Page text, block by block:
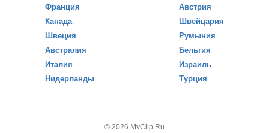
Франция
Канада
Швеция
Австралия
Италия
Нидерланды
Австрия
Швейцария
Румыния
Бельгия
Израиль
Турция
© 2026 MvClip.Ru